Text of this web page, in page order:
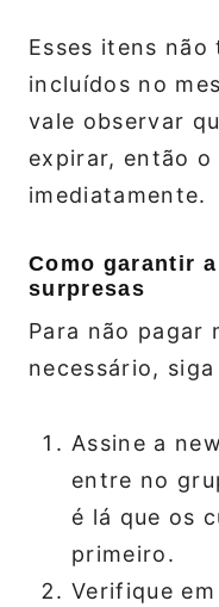
Esses itens
incluídos no
vale observar
expirar, então
imediatamente.
Como garantir
surpresas
Para não pagar
necessário,
Assine a
entre no
é lá que os
primeiro.
Verifique